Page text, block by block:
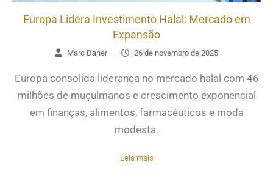
Europa Lidera Investimento Halal: Mercado em
Expansão
Marc Daher – 26 de novembro de 2025
Europa consolida liderança no mercado halal com 46
milhões de muçulmanos e crescimento exponencial
em finanças, alimentos, farmacêuticos e moda
modesta.
Leia mais